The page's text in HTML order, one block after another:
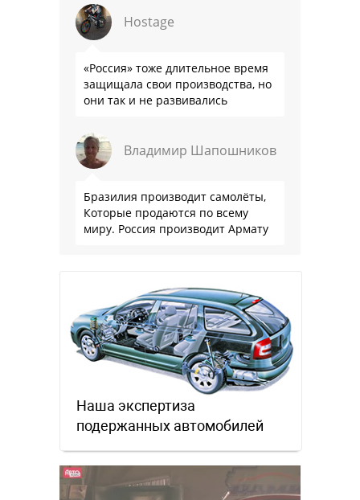
что прям эталон коррупции
Hostage
«Россия» тоже длительное время
защищала свои производства, но
они так и не развивались
Владимир Шапошников
Бразилия производит самолёты,
Которые продаются по всему
миру. Россия производит Армату
Наша экспертиза
подержанных автомобилей